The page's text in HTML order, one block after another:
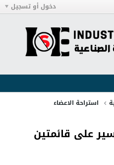
دخول أو تسجيل
استراحة الاعضاء
على قائمتين